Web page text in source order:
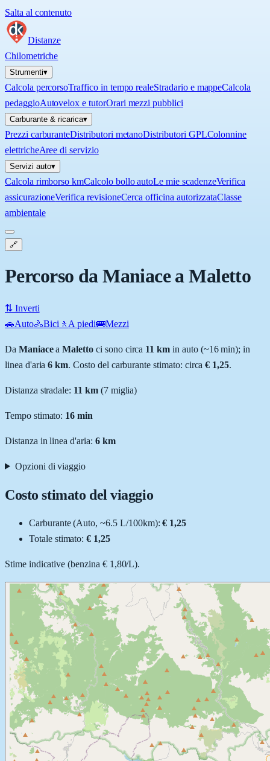
Salta al contenuto
Distanze
Chilometriche
Strumenti▾
Calcola percorsoTraffico in tempo realeStradario e mappeCalcola
pedaggioAutovelox e tutorOrari mezzi pubblici
Carburante & ricarica▾
Prezzi carburanteDistributori metanoDistributori GPLColonnine
elettricheAree di servizio
Servizi auto▾
Calcola rimborso kmCalcolo bollo autoLe mie scadenzeVerifica
assicurazioneVerifica revisioneCerca officina autorizzataClasse
ambientale
🔗
Percorso da Maniace a Maletto
⇅ Inverti
🚗Auto🚴Bici 🚶 A piedi🚌Mezzi
Da ManiaceaMaletto ci sono circa 11 km in auto (~16 min); in
linea d'aria6 km. Costo del carburante stimato: circa € 1,25.
Distanza stradale: 11 km (7miglia)
Tempo stimato: 16 min
Distanza in linea d'aria: 6km
Opzioni di viaggio
Costo stimato del viaggio
Carburante (Auto, ~6.5 L/100km): € 1,25
Totale stimato:€ 1,25
Stime indicative (benzina € 1,80/L).